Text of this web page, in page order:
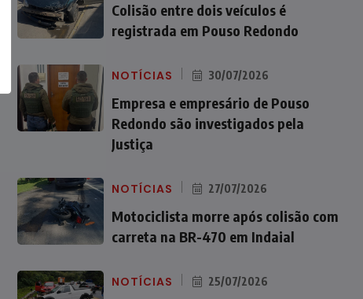
Colisão entre dois veículos é
registrada em Pouso Redondo
NOTÍCIAS 30/07/2026
Empresa e empresário de Pouso
Redondo são investigados pela
Justiça
NOTÍCIAS 27/07/2026
Motociclista morre após colisão com
carreta na BR-470 em Indaial
NOTÍCIAS 25/07/2026